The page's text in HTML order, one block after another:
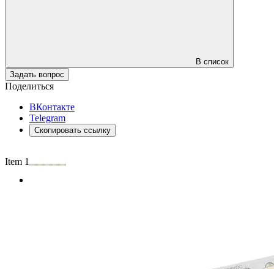
В список
Задать вопрос
Поделиться
ВКонтакте
Telegram
Скопировать ссылку
Item 1 of 2